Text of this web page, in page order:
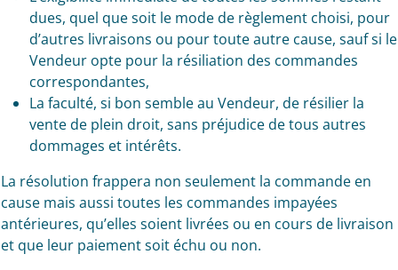
dues, quel que soit le mode de règlement choisi, pour
d’autres livraisons ou pour toute autre cause, sauf si le
Vendeur opte pour la résiliation des commandes
correspondantes,
La faculté, si bon semble au Vendeur, de résilier la
vente de plein droit, sans préjudice de tous autres
dommages et intérêts.
La résolution frappera non seulement la commande en
cause mais aussi toutes les commandes impayées
antérieures, qu’elles soient livrées ou en cours de livraison
et que leur paiement soit échu ou non.